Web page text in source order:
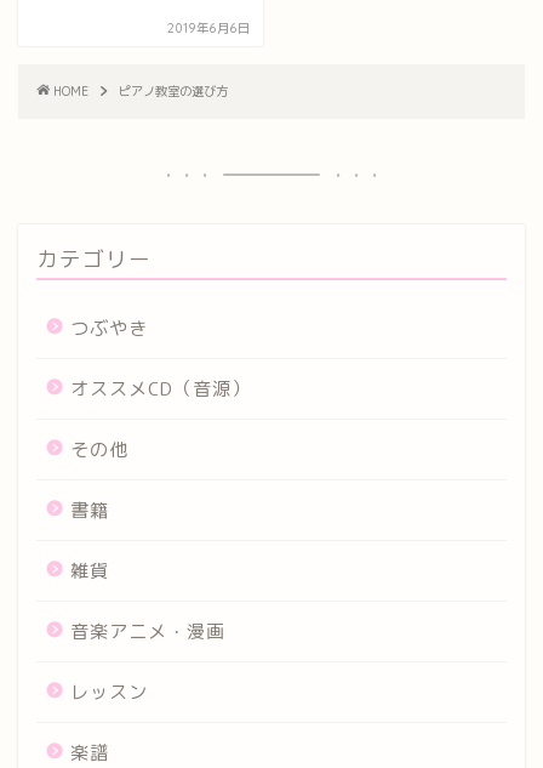
2019年6月6日
HOME ピアノ教室の選び方
カテゴリー
つぶやき
オススメCD（音源）
その他
書籍
雑貨
音楽アニメ・漫画
レッスン
楽譜